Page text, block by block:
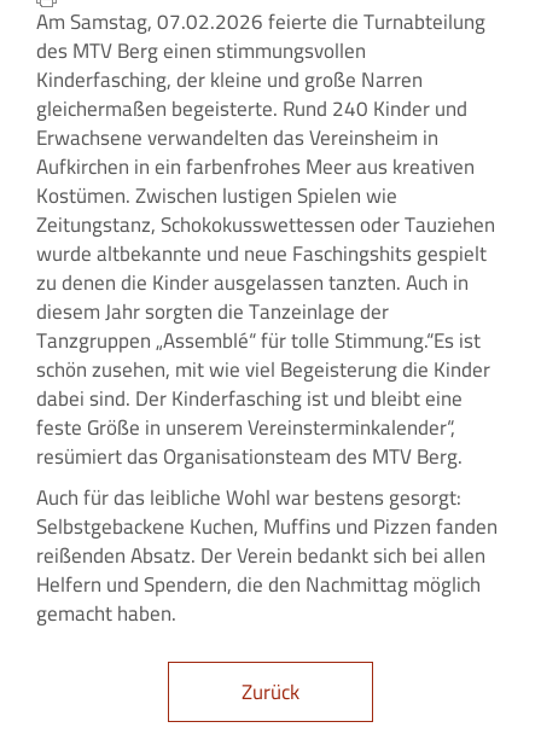
Am Samstag, 07.02.2026 feierte die Turnabteilung
des MTV Berg einen stimmungsvollen
Kinderfasching, der kleine und große Narren
gleichermaßen begeisterte. Rund 240 Kinder und
Erwachsene verwandelten das Vereinsheim in
Aufkirchen in ein farbenfrohes Meer aus kreativen
Kostümen. Zwischen lustigen Spielen wie
Zeitungstanz, Schokokusswettessen oder Tauziehen
wurde altbekannte und neue Faschingshits gespielt
zu denen die Kinder ausgelassen tanzten. Auch in
diesem Jahr sorgten die Tanzeinlage der
Tanzgruppen „Assemblé“ für tolle Stimmung.“Es ist
schön zusehen, mit wie viel Begeisterung die Kinder
dabei sind. Der Kinderfasching ist und bleibt eine
feste Größe in unserem Vereinsterminkalender“,
resümiert das Organisationsteam des MTV Berg.
Auch für das leibliche Wohl war bestens gesorgt:
Selbstgebackene Kuchen, Muffins und Pizzen fanden
reißenden Absatz. Der Verein bedankt sich bei allen
Helfern und Spendern, die den Nachmittag möglich
gemacht haben.
Zurück